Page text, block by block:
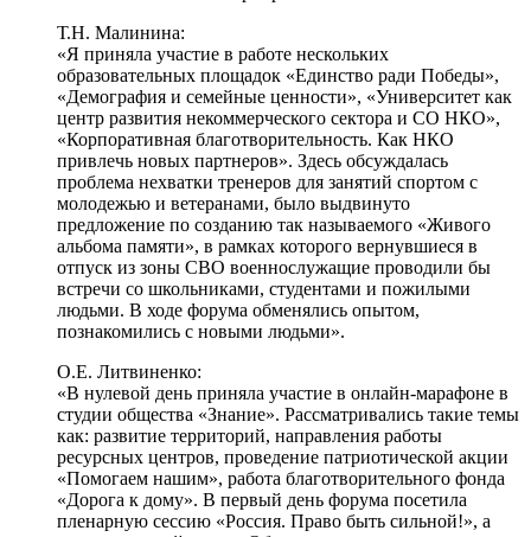
Т.Н. Малинина:
«Я приняла участие в работе нескольких
образовательных площадок «Единство ради Победы»,
«Демография и семейные ценности», «Университет как
центр развития некоммерческого сектора и СО НКО»,
«Корпоративная благотворительность. Как НКО
привлечь новых партнеров». Здесь обсуждалась
проблема нехватки тренеров для занятий спортом с
молодежью и ветеранами, было выдвинуто
предложение по созданию так называемого «Живого
альбома памяти», в рамках которого вернувшиеся в
отпуск из зоны СВО военнослужащие проводили бы
встречи со школьниками, студентами и пожилыми
людьми. В ходе форума обменялись опытом,
познакомились с новыми людьми».
О.Е. Литвиненко:
«В нулевой день приняла участие в онлайн-марафоне в
студии общества «Знание». Рассматривались такие темы
как: развитие территорий, направления работы
ресурсных центров, проведение патриотической акции
«Помогаем нашим», работа благотворительного фонда
«Дорога к дому». В первый день форума посетила
пленарную сессию «Россия. Право быть сильной!», а